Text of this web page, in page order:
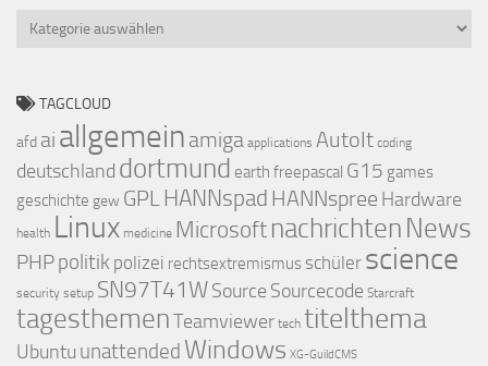
TAGCLOUD
afd ai allgemein amiga applications AutoIt coding
deutschland dortmund earth freepascal G15 games
geschichte gew GPL HANNspad HANNspree Hardware
health Linux medicine Microsoft nachrichten News
PHPpolitik polizei rechtsextremismus schüler science
security setup SN97T41WSource Sourcecode Starcraft
tagesthemenTeamviewer tech titelthema
Ubuntu unattended Windows XG-GuildCMS